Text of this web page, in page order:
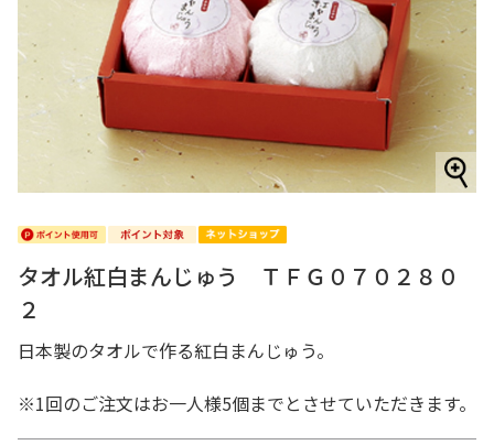
タオル紅白まんじゅう ＴＦＧ０７０２８０
２
日本製のタオルで作る紅白まんじゅう。
※1回のご注文はお一人様5個までとさせていただきます。